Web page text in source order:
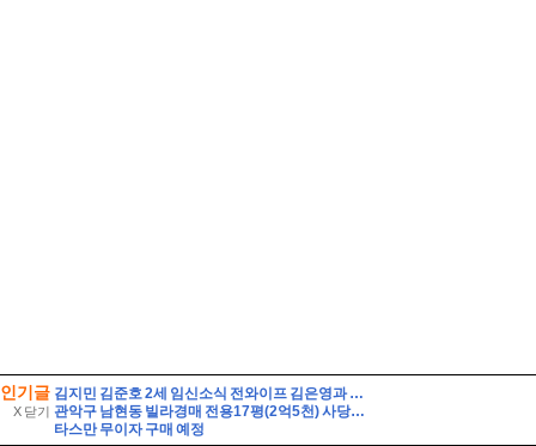
인기글
X 닫기
김지민 김준호 2세 임신소식 전와이프 김은영과 자녀는?
관악구 남현동 빌라경매 전용17평(2억5천) 사당초등학교인근 1층 구축 다세대빌라 유찰1회 관악구남현동빌라 법원경매 매매
타스만 무이자 구매 예정